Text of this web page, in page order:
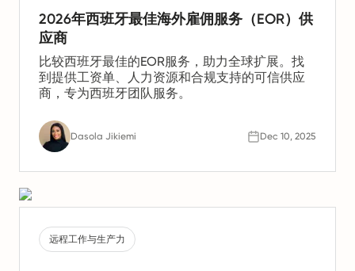
2026年西班牙最佳海外雇佣服务（EOR）供
应商
比较西班牙最佳的EOR服务，助力全球扩展。找
到提供工资单、人力资源和合规支持的可信供应
商，专为西班牙团队服务。
Dasola Jikiemi Dec 10, 2025
远程工作与生产力